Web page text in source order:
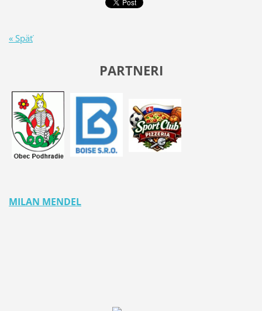
« Späť
PARTNERI
MILAN MENDEL